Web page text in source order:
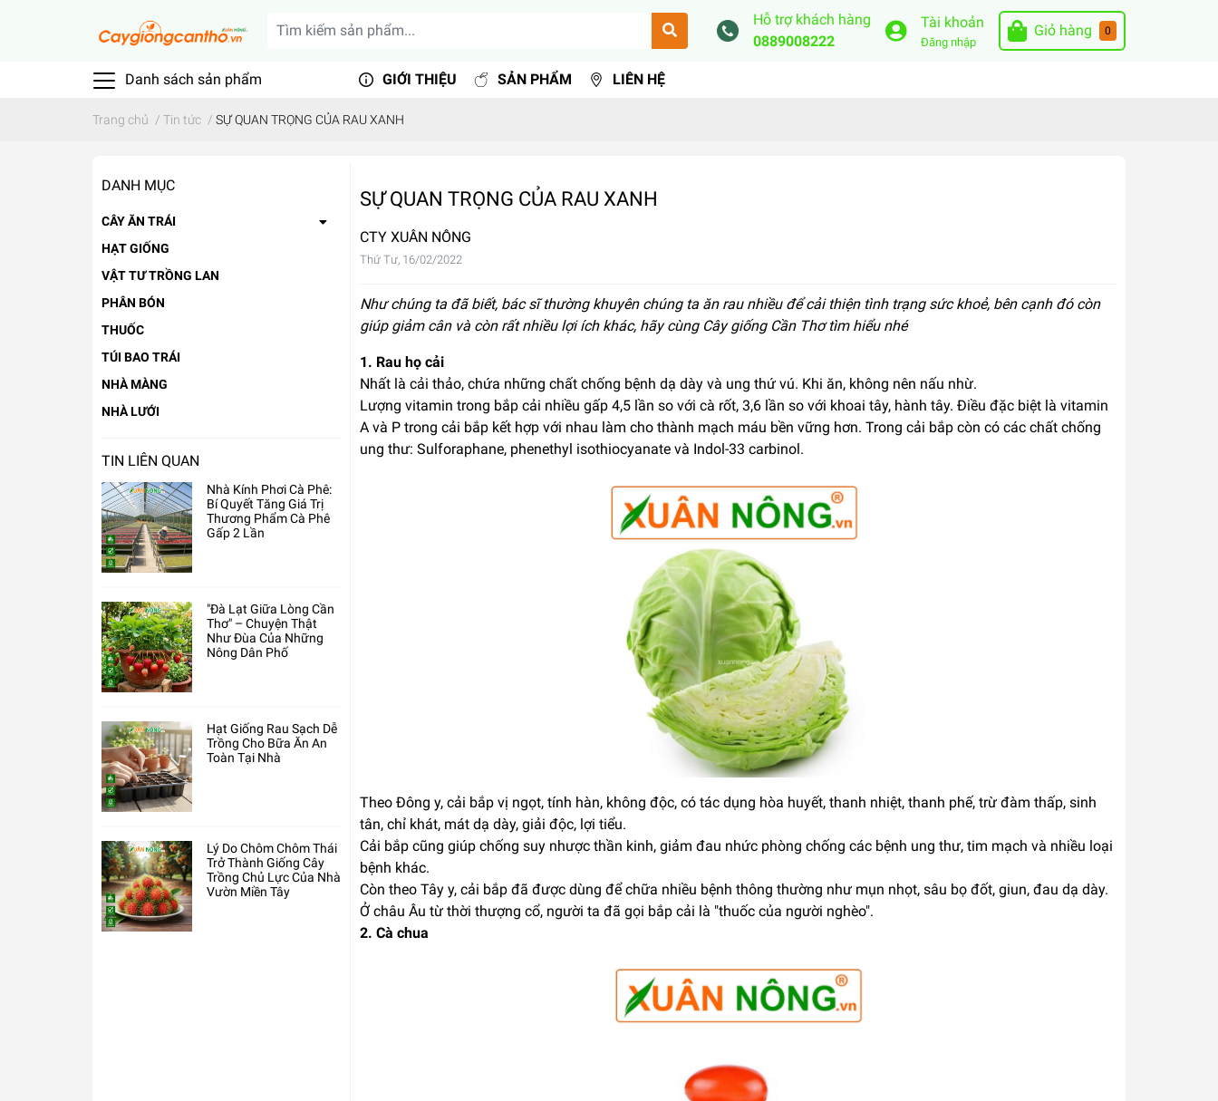
Hỗ trợ khách hàng
0889008222
Tài khoản
Đăng nhập
Giỏ hàng 0
Danh sách sản phẩm GIỚI THIỆU SẢN PHẨM LIÊN HỆ
Trang chủ / Tin tức / SỰ QUAN TRỌNG CỦA RAU XANH
DANH MỤC
CÂY ĂN TRÁI
HẠT GIỐNG
VẬT TƯ TRỒNG LAN
PHÂN BÓN
THUỐC
TÚI BAO TRÁI
NHÀ MÀNG
NHÀ LƯỚI
TIN LIÊN QUAN
Nhà Kính Phơi Cà Phê:
Bí Quyết Tăng Giá Trị
Thương Phẩm Cà Phê
Gấp 2 Lần
"Đà Lạt Giữa Lòng Cần
Thơ" – Chuyện Thật
Như Đùa Của Những
Nông Dân Phố
Hạt Giống Rau Sạch Dễ
Trồng Cho Bữa Ăn An
Toàn Tại Nhà
Lý Do Chôm Chôm Thái
Trở Thành Giống Cây
Trồng Chủ Lực Của Nhà
Vườn Miền Tây
SỰ QUAN TRỌNG CỦA RAU XANH
CTY XUÂN NÔNG
Thứ Tư, 16/02/2022
Như chúng ta đã biết, bác sĩ thường khuyên chúng ta ăn rau nhiều để cải thiện tình trạng sức khoẻ, bên cạnh đó còn
giúp giảm cân và còn rất nhiều lợi ích khác, hãy cùng Cây giống Cần Thơ tìm hiểu nhé
1. Rau họ cải
Nhất là cải thảo, chứa những chất chống bệnh dạ dày và ung thứ vú. Khi ăn, không nên nấu nhừ.
Lượng vitamin trong bắp cải nhiều gấp 4,5 lần so với cà rốt, 3,6 lần so với khoai tây, hành tây. Điều đặc biệt là vitamin
A và P trong cải bắp kết hợp với nhau làm cho thành mạch máu bền vững hơn. Trong cải bắp còn có các chất chống
ung thư: Sulforaphane, phenethyl isothiocyanate và Indol-33 carbinol.
Theo Đông y, cải bắp vị ngọt, tính hàn, không độc, có tác dụng hòa huyết, thanh nhiệt, thanh phế, trừ đàm thấp, sinh
tân, chỉ khát, mát dạ dày, giải độc, lợi tiểu.
Cải bắp cũng giúp chống suy nhược thần kinh, giảm đau nhức phòng chống các bệnh ung thư, tim mạch và nhiều loại
bệnh khác.
Còn theo Tây y, cải bắp đã được dùng để chữa nhiều bệnh thông thường như mụn nhọt, sâu bọ đốt, giun, đau dạ dày.
Ở châu Âu từ thời thượng cổ, người ta đã gọi bắp cải là "thuốc của người nghèo".
2. Cà chua